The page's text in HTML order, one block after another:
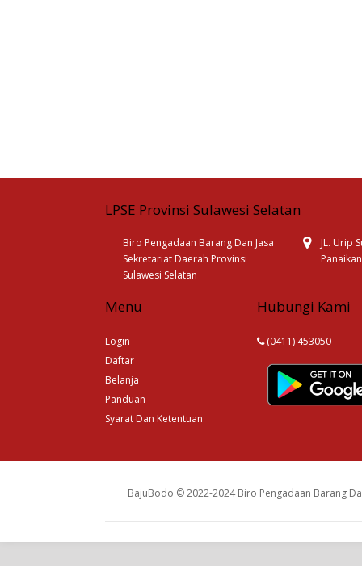
LPSE Provinsi Sulawesi Selatan
Biro Pengadaan Barang Dan Jasa
Sekretariat Daerah Provinsi
Sulawesi Selatan
JL. Urip
Menu
Login
Daftar
Belanja
Panduan
Syarat Dan Ketentuan
Hubungi Kami
(0411) 453050
BajuBodo © 2022-2024 Biro Pengadaan Barang